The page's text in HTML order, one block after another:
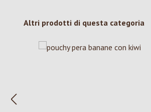
Salta la galleria dei prodotti
Altri prodotti di questa categoria